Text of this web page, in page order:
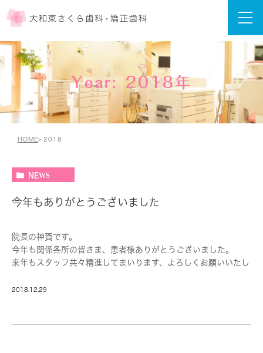
Year: 2018年
HOME 2018
NEWS
今年もありがとうございました
院長の神賀です。
今年も関係各所の皆さま、患者様ありがとうございました。
来年もスタッフ共々精進してまいります、よろしくお願いいたし
それでは皆様、よいお年を～
2018.12.29